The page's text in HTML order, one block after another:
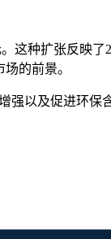
这种扩张反映了
的前景。
强以及促进环保